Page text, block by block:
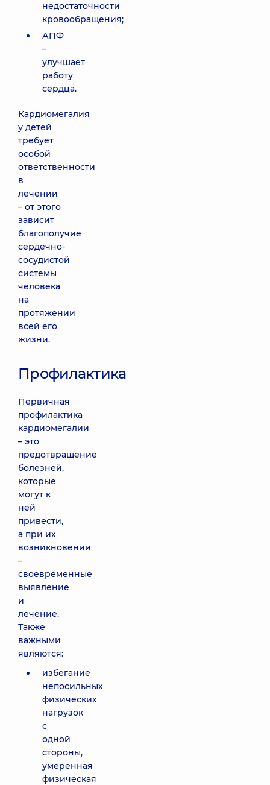
недостаточности
кровообращения;
АПФ
–
улучшает
работу
сердца.
Кардиомегалия
у детей
требует
особой
ответственности
в
лечении
– от этого
зависит
благополучие
сердечно-
сосудистой
системы
человека
на
протяжении
всей его
жизни.
Профилактика
Первичная
профилактика
кардиомегалии
– это
предотвращение
болезней,
которые
могут к
ней
привести,
а при их
возникновении
–
своевременные
выявление
и
лечение.
Также
важными
являются:
избегание
непосильных
физических
нагрузок
с
одной
стороны,
умеренная
физическая